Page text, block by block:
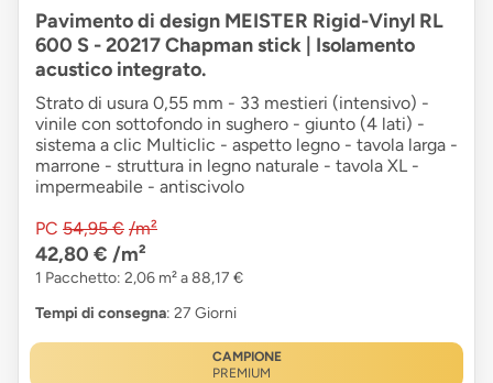
Pavimento di design MEISTER Rigid-Vinyl RL
600 S - 20217 Chapman stick | Isolamento
acustico integrato.
Strato di usura 0,55 mm - 33 mestieri (intensivo) -
vinile con sottofondo in sughero - giunto (4 lati) -
sistema a clic Multiclic - aspetto legno - tavola larga -
marrone - struttura in legno naturale - tavola XL -
impermeabile - antiscivolo
PC 54,95 € /m²
42,80 € /m²
1 Pacchetto: 2,06 m² a 88,17 €
Tempi di consegna: 27 Giorni
CAMPIONE
PREMIUM